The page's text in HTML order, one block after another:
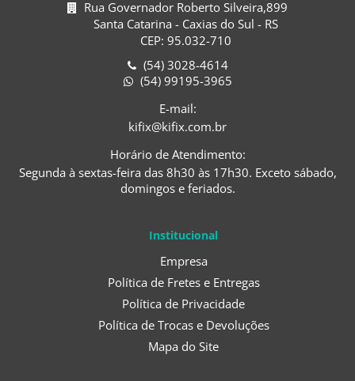
Institucional
Empresa
Política de Fretes e Entregas
Política de Privacidade
Política de Trocas e Devoluções
Mapa do Site
Rua Governador Roberto Silveira,899
Santa Catarina - Caxias do Sul - RS
CEP: 95.032-710
(54) 3028-4614
(54) 99195-3965
E-mail:
kifix@kifix.com.br
Horário de Atendimento:
Segunda à sextas-feira das 8h30 às 17h30. Exceto sábado,
domingos e feriados.